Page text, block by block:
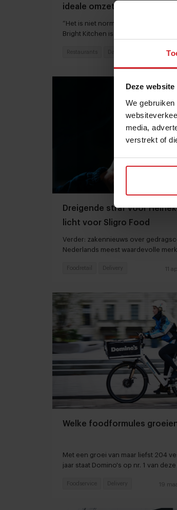
Deze
We
media,
verstrekt of
ideale omzetbrenger
“Het is niet normaal hoe goed dit
Bright Kitchen is doorgerekend”
1
Restaurants
Dreigende straf voor
licht voor Sligro Food
Verder: zakennieuws over
Nederlands meest waardevolle
11
Foodretail Delivery
Welke foodformules
Met een groei van maar liefst 204
jaar staat Domino's op nr. 1 van
19
Foodservice Delivery